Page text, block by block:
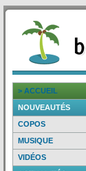
> ACCUEIL
NOUVEAUTÉS
COPOS
MUSIQUE
VIDÉOS